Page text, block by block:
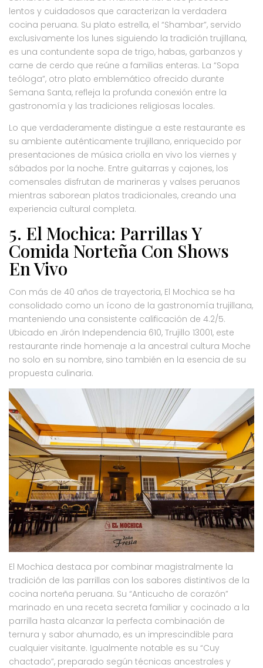
lentos y cuidadosos que caracterizan la verdadera
cocina peruana. Su plato estrella, el “Shambar”, servido
exclusivamente los lunes siguiendo la tradición trujillana,
es una contundente sopa de trigo, habas, garbanzos y
carne de cerdo que reúne a familias enteras. La “Sopa
teóloga”, otro plato emblemático ofrecido durante
Semana Santa, refleja la profunda conexión entre la
gastronomía y las tradiciones religiosas locales.
Lo que verdaderamente distingue a este restaurante es
su ambiente auténticamente trujillano, enriquecido por
presentaciones de música criolla en vivo los viernes y
sábados por la noche. Entre guitarras y cajones, los
comensales disfrutan de marineras y valses peruanos
mientras saborean platos tradicionales, creando una
experiencia cultural completa.
5. El Mochica: Parrillas Y
Comida Norteña Con Shows
En Vivo
Con más de 40 años de trayectoria, El Mochica se ha
consolidado como un ícono de la gastronomía trujillana,
manteniendo una consistente calificación de 4.2/5.
Ubicado en Jirón Independencia 610, Trujillo 13001, este
restaurante rinde homenaje a la ancestral cultura Moche
no solo en su nombre, sino también en la esencia de su
propuesta culinaria.
El Mochica destaca por combinar magistralmente la
tradición de las parrillas con los sabores distintivos de la
cocina norteña peruana. Su “Anticucho de corazón”
marinado en una receta secreta familiar y cocinado a la
parrilla hasta alcanzar la perfecta combinación de
ternura y sabor ahumado, es un imprescindible para
cualquier visitante. Igualmente notable es su “Cuy
chactado”, preparado según técnicas ancestrales y